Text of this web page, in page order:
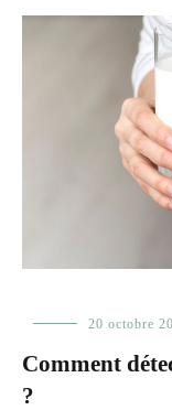
Alimentation20 octobre
Comment
?